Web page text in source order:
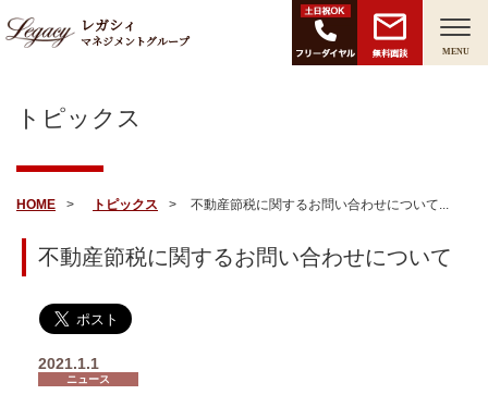
レガシィ
マネジメントグループ
無料面談 MENU
トピックス
HOME トピックス 不動産節税に関するお問い合わせについて...
不動産節税に関するお問い合わせについて
2021.1.1
ニュース